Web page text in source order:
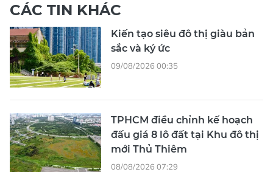
CÁC TIN KHÁC
Kiến tạo siêu đô thị giàu bản
sắc và ký ức
09/08/2026 00:35
TPHCM điều chỉnh kế hoạch
đấu giá 8 lô đất tại Khu đô thị
mới Thủ Thiêm
08/08/2026 07:29